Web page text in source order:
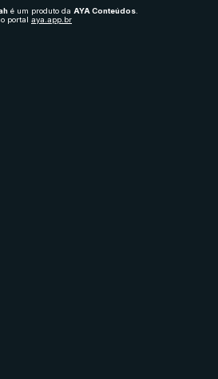
é um produto da AYA Conteúdos
portal aya.app.br